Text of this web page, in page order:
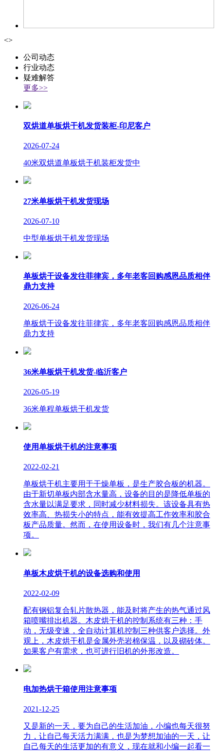
<>
公司动态
行业动态
疑难解答
更多>>
双烘道单板烘干机发货装柜-印尼客户
2026-07-24
40米双烘道单板烘干机装柜发货中
27米单板烘干机发货现场
2026-07-10
中型单板烘干机发货现场
单板烘干设备发往菲律宾，多年老客回购感恩品质相伴
鼎力支持
2026-06-24
单板烘干设备发往菲律宾，多年老客回购感恩品质相伴
鼎力支持
36米单板烘干机发货-临沂客户
2026-05-19
36米单程单板烘干机发货
使用单板烘干机的注意事项
2022-02-21
单板烘干机主要用于干燥单板，是生产胶合板的机器。
由于新切单板内部含水量高，设备的目的是降低单板的
含水量以满足要求，同时减少材料损失。该设备具有热
效率高、热损失小的特点，能有效提高工作效率和胶合
板产品质量。然而，在使用设备时，我们有几个注意事
项。
单板木皮烘干机的设备选购和使用
2022-02-09
配有钢铝复合轧片散热器，能及时将产生的热气通过风
箱喷嘴排出机器。木皮烘干机的控制系统有三种：手
动，无级变速，全自动计算机控制三种供客户选择。外
观上，木皮烘干机是金属外壳岩棉保温，以及砌砖体。
如果客户有需求，也可进行旧机的外形改造。
电加热烘干箱使用注意事项
2021-12-25
又是新的一天，要为自己的生活加油，小编也每天很努
力，让自己每天活力满满，也是为梦想加油的一天，让
自己每天的生活更加的有意义，现在就和小编一起看一